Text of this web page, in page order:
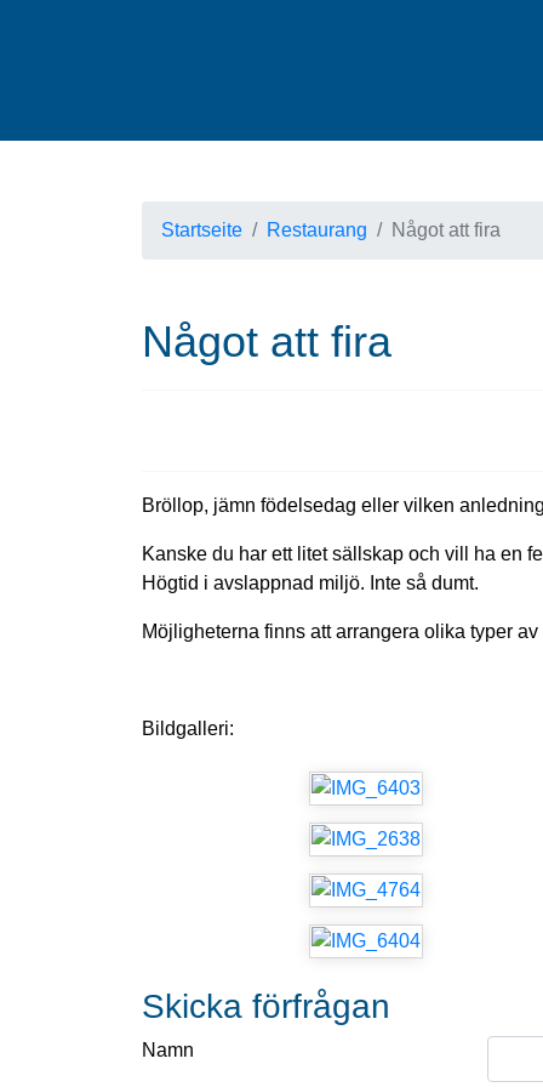
Startseite Restaurang Något att fira
Något att fira
Bröllop, jämn födelsedag eller vilken
Kanske du har ett litet sällskap och vill ha en
Högtid i avslappnad miljö. Inte så dumt.
Möjligheterna finns att arrangera olika typer av
Bildgalleri:
Skicka förfrågan
Namn